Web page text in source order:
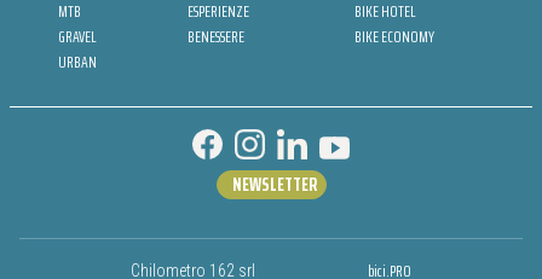
MTB
GRAVEL
URBAN
ESPERIENZE
BENESSERE
BIKE HOTEL
BIKE ECONOMY
Chilometro 162 srl bici.PRO
NEWSLETTER